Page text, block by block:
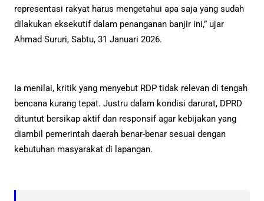
representasi rakyat harus mengetahui apa saja yang sudah
dilakukan eksekutif dalam penanganan banjir ini,” ujar
Ahmad Sururi, Sabtu, 31 Januari 2026.
Ia menilai, kritik yang menyebut RDP tidak relevan di tengah
bencana kurang tepat. Justru dalam kondisi darurat, DPRD
dituntut bersikap aktif dan responsif agar kebijakan yang
diambil pemerintah daerah benar-benar sesuai dengan
kebutuhan masyarakat di lapangan.